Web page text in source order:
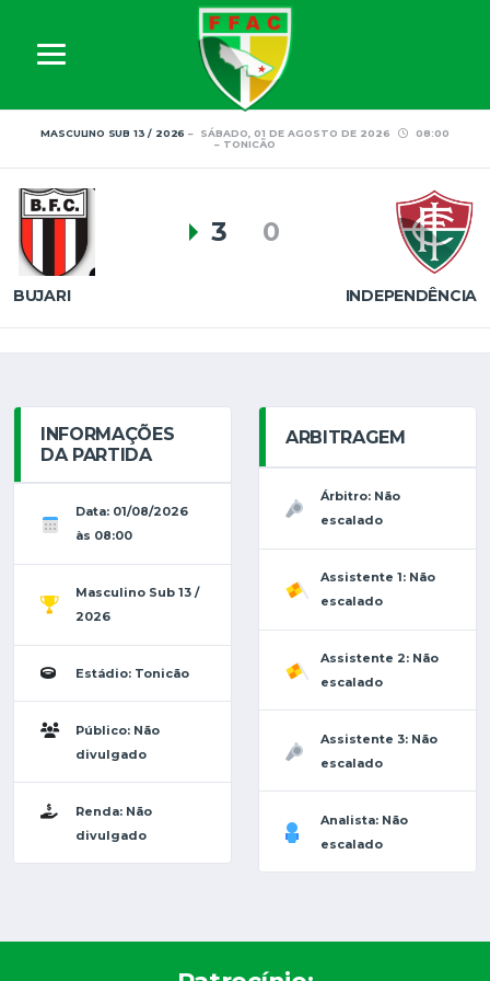
MASCULINO SUB 13 / 2026 SÁBADO, 01 DE AGOSTO DE 2026
08:00
TONICÃO
BUJARI
3
INDEPENDÊNCIA
0
INFORMAÇÕES
DA PARTIDA
Data: 01/08/2026
às 08:00
Masculino Sub 13 /
2026
Estádio: Tonicão
Público: Não
divulgado
Renda: Não
divulgado
ARBITRAGEM
Árbitro: Não
escalado
Assistente 1: Não
escalado
Assistente 2: Não
escalado
Assistente 3: Não
escalado
Analista: Não
escalado